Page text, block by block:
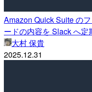
Amazon Quick Suite の
ードの内容を Slack へ
大村 保貴
2025.12.31